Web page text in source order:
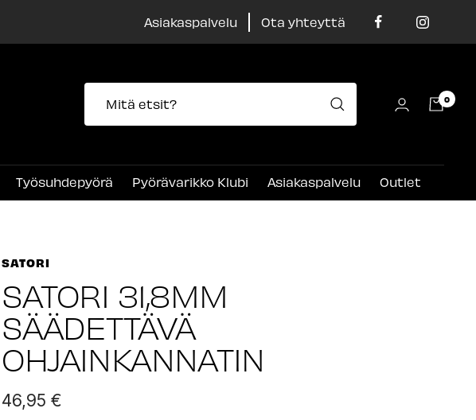
Asiakaspalvelu Ota yhteyttä
0
Työsuhdepyörä Pyörävarikko Klubi Asiakaspalvelu Outlet
SATORI
SATORI 31,8MM
SÄÄDETTÄVÄ
OHJAINKANNATIN
Alennushinta
46,95 €